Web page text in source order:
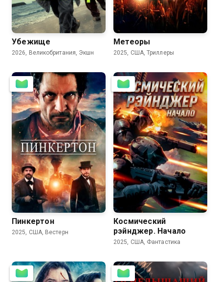
6.2
Убежище
2026, Великобритания, Экшн
2.6
Метеоры
2025, США, Триллеры
5.8
Пинкертон
2025, США, Вестерн
4.4
Космический
рэйнджер. Начало
2025, США, Фантастика